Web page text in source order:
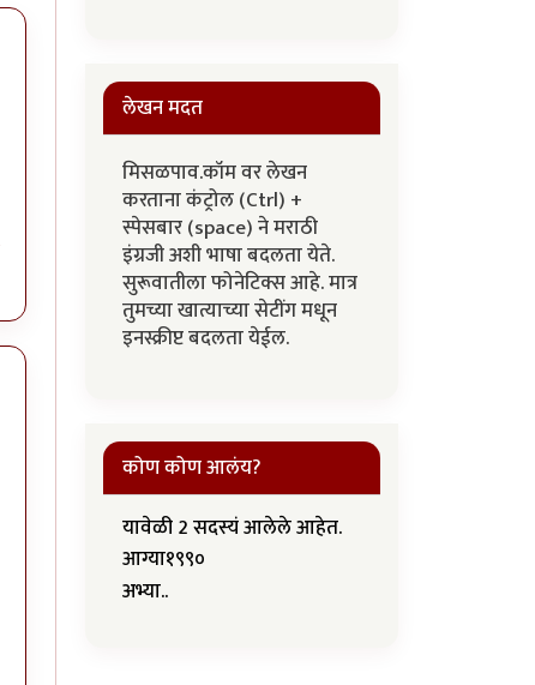
लेखन मदत
मिसळपाव.कॉम वर लेखन
करताना कंट्रोल (Ctrl) +
स्पेसबार (space) ने मराठी
इंग्रजी अशी भाषा बदलता येते.
सुरूवातीला फोनेटिक्स आहे. मात्र
तुमच्या खात्याच्या सेटींग मधून
इनस्क्रीप्ट बदलता येईल.
कोण कोण आलंय?
यावेळी 2 सदस्यं आलेले आहेत.
आग्या१९९०
अभ्या..